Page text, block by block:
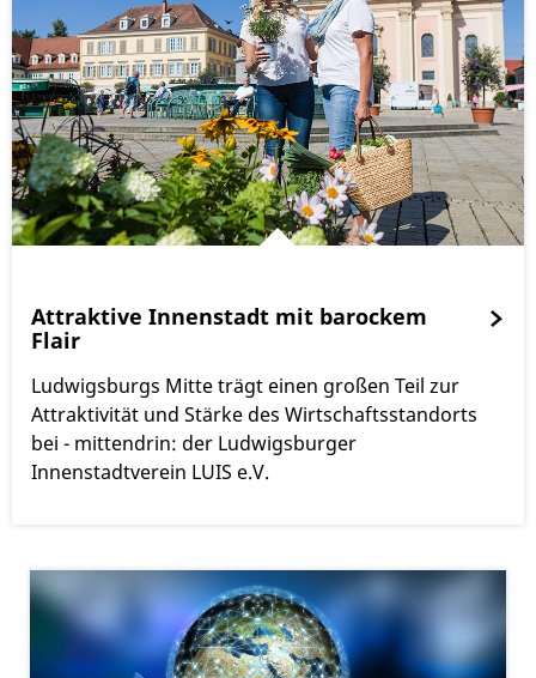
Attraktive Innenstadt mit barockem
Flair
Ludwigsburgs Mitte trägt einen großen Teil zur
Attraktivität und Stärke des Wirtschaftsstandorts
bei - mittendrin: der Ludwigsburger
Innenstadtverein LUIS e.V.